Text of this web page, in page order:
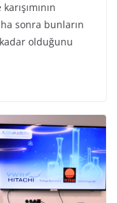
sonra bunların
olduğunu